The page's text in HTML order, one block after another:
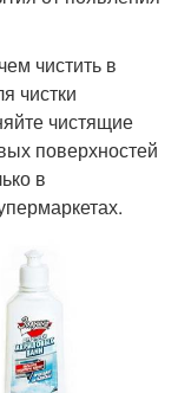
чистить в
чистки
чистящие
поверхностей
в